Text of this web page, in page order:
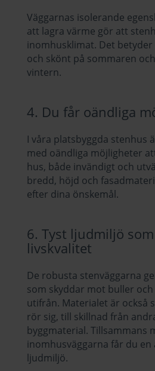
Väggarnas isolerande
att lagra värme gör att
inomhusklimat. Det
och skönt på sommaren
vintern.
4. Du får oändliga
I våra platsbyggda stenhus
med oändliga möjligheter
hus, både invändigt och
bredd, höjd och
efter dina önskemål.
6. Tyst ljudmiljö
livskvalitet
De robusta stenväggarna
som skyddar mot buller
utifrån. Materialet är också
rör sig, till skillnad från
byggmaterial. Tillsammans
inomhusväggarna får du en
ljudmiljö.